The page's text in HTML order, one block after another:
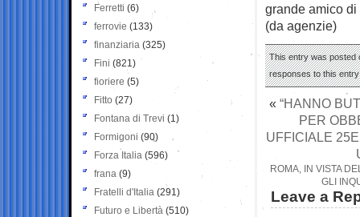
grande amico
(da agenzie)
This entry was posted
responses to this
« “HANNO
PER
UFFICIALE
ROMA, IN VISTA
GLI
Leave a
Ferretti (6)
ferrovie (133)
finanziaria (325)
Fini (821)
fioriere (5)
Fitto (27)
Fontana di Trevi (1)
Formigoni (90)
Forza Italia (596)
frana (9)
Fratelli d'Italia (291)
Futuro e Libertà (510)